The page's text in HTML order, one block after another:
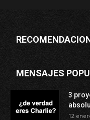
MENSAJES
3
12